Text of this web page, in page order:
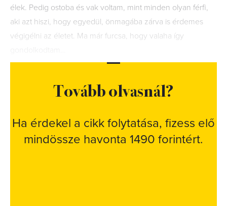
élek. Pedig ostoba és vak voltam, mint minden olyan férfi,
aki azt hiszi, hogy egyedül, önmagába zárva is érdemes
végigélni az életet. Ma már furcsa, hogy valaha így
Tovább olvasnál?
Ha érdekel a cikk folytatása, fizess elő
mindössze havonta 1490 forintért.